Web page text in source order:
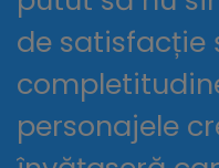
de satisfacție
personajele